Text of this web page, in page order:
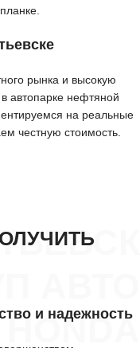
рынка и высокую
автопарке нефтяной
на реальные
честную стоимость.
HONDA
и надежность